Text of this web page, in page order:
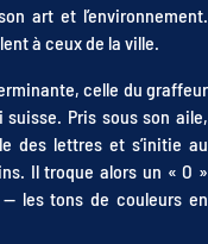
art et l’environnement.
à ceux de la ville.
celle du graffeur
suisse. Pris sous son aile,
des lettres et s’initie au
Il troque alors un « O »
les tons de couleurs en